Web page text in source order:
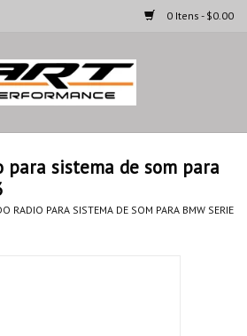
0 Itens - $0.00
para sistema de som para
RADIO PARA SISTEMA DE SOM PARA BMW SERIE